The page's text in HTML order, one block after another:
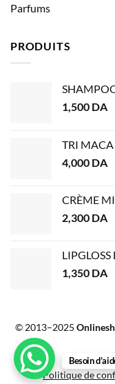
Parfums
PRODUITS
1,500 DA
TRI
4,000 DA
CRÈME
2,300 DA
1,350 DA
© 2013–2025
Créé
Politique de
Besoin